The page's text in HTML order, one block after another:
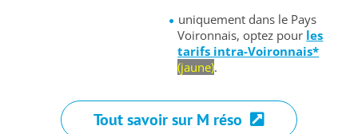
uniquement dans le Pays
Voironnais, optez pour les
tarifs intra-Voironnais*
(jaune).
Tout savoir sur M réso